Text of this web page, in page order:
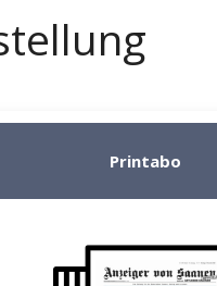
Printabo